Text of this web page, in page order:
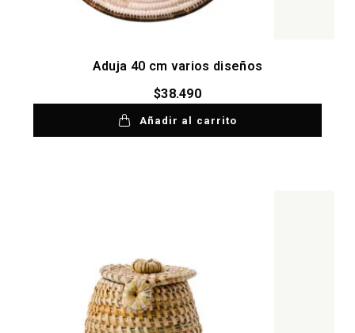
Aduja 40 cm varios diseños
$38.490
Añadir al carrito